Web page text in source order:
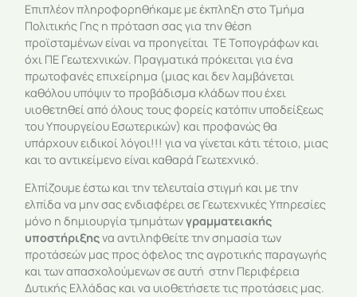
Επιπλέον πληροφορηθήκαμε με έκπληξη στο Τμήμα
Πολιτικής Γης η πρόταση σας για την θέση
προϊσταμένων είναι να προηγείται ΤΕ Τοπογράφων και
όχι ΠΕ Γεωτεχνικών. Πραγματικά πρόκειται για ένα
πρωτοφανές επιχείρημα (μιας και δεν λαμβάνεται
καθόλου υπόψιν το προβάδισμα κλάδων που έχει
υιοθετηθεί από όλους τους φορείς κατόπιν υποδείξεως
του Υπουργείου Εσωτερικών) και προφανώς θα
υπάρχουν ειδικοί λόγοι!!! για να γίνεται κάτι τέτοιο, μιας
και το αντικείμενο είναι καθαρά Γεωτεχνικό.
Ελπίζουμε έστω και την τελευταία στιγμή και με την
ελπίδα να μην σας ενδιαφέρει σε Γεωτεχνικές Υπηρεσίες
μόνο η δημιουργία τμημάτωνγραμματειακής
υποστήριξηςνα αντιληφθείτε την σημασία των
προτάσεών μας προς όφελος της αγροτικής παραγωγής
και των απασχολούμενων σε αυτή στην Περιφέρεια
Δυτικής Ελλάδας και να υιοθετήσετε τις προτάσεις μας.